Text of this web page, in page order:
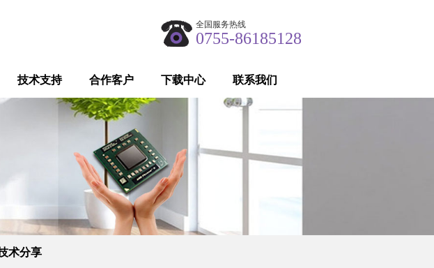
全国服务热线
0755-86185128
技术支持 合作客户 下载中心 联系我们
术分享